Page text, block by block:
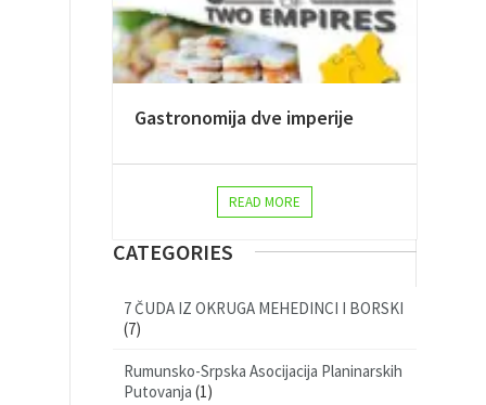
Gastronomija dve imperije
READ MORE
CATEGORIES
7 ČUDA IZ OKRUGA MEHEDINCI I BORSKI
(7)
Rumunsko-Srpska Asocijacija Planinarskih
Putovanja (1)